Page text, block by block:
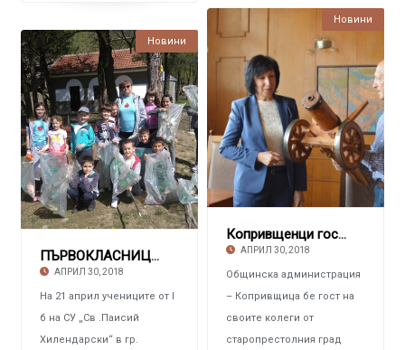
Новини
Копривщенци гостуваха колегите си от старопре
АПРИЛ 30, 2018
Общинска администрация
– Копривщица бе гост на
своите колеги от
старопрестолния град
Новини
ПЪРВОКЛАСНИЦИ ОТ ЗЛАТИЦА Почистиха околности
АПРИЛ 30, 2018
На 21 април учениците от I
б на СУ „Св .Паисий
Хилендарски“ в гр.